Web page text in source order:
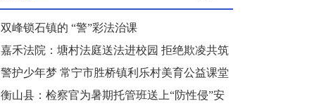
双峰锁石镇的 “警”彩法治课
嘉禾法院：塘村法庭送法进校园 拒绝欺凌共筑
和谐校园
警护少年梦 常宁市胜桥镇利乐村美育公益课堂
再度开课
衡山县：检察官为暑期托管班送上“防性侵”安